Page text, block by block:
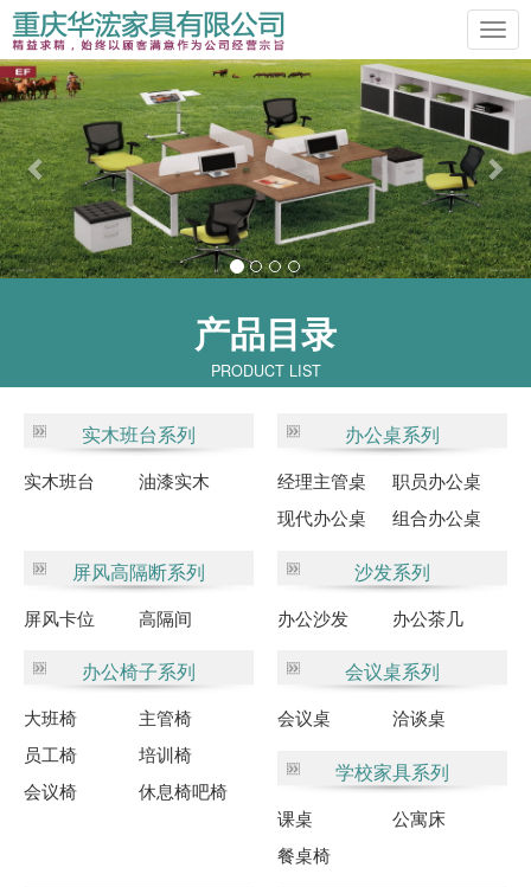
Previous
产品目录
PRODUCT LIST
实木班台系列
实木班台 油漆实木
办公桌系列
经理主管桌
职员办公桌
现代办公桌
组合办公桌
屏风高隔断系列
屏风卡位 高隔间
沙发系列
办公沙发 办公茶几
办公椅子系列
大班椅
主管椅
员工椅
培训椅
会议椅
休息椅吧椅
会议桌系列
会议桌 洽谈桌
学校家具系列
课桌
公寓床
餐桌椅